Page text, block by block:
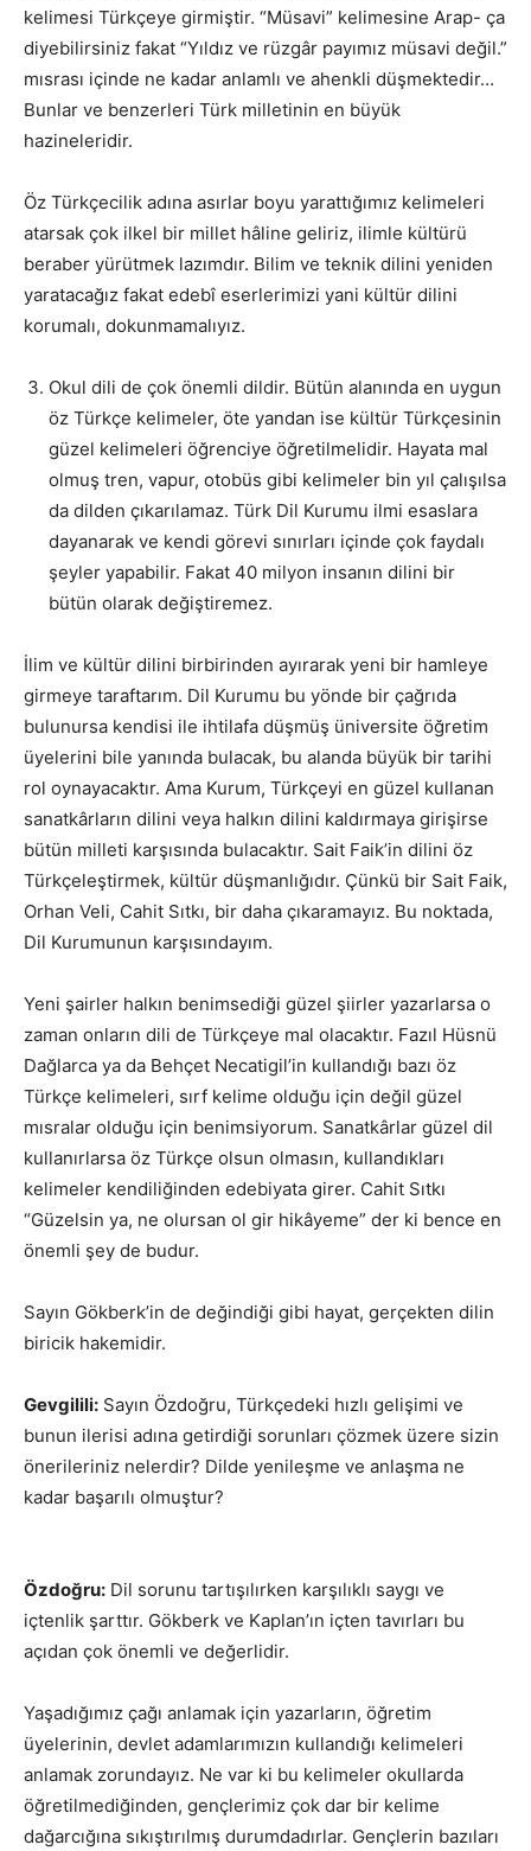
kelimesi Türkçeye girmiştir. “Müsavi” kelimesine Arap- ça
diyebilirsiniz fakat “Yıldız ve rüzgâr payımız müsavi değil.”
mısrası içinde ne kadar anlamlı ve ahenkli düşmektedir…
Bunlar ve benzerleri Türk milletinin en büyük
hazineleridir.
Öz Türkçecilik adına asırlar boyu yarattığımız kelimeleri
atarsak çok ilkel bir millet hâline geliriz, ilimle kültürü
beraber yürütmek lazımdır. Bilim ve teknik dilini yeniden
yaratacağız fakat edebî eserlerimizi yani kültür dilini
korumalı, dokunmamalıyız.
Okul dili de çok önemli dildir. Bütün alanında en uygun
öz Türkçe kelimeler, öte yandan ise kültür Türkçesinin
güzel kelimeleri öğrenciye öğretilmelidir. Hayata mal
olmuş tren, vapur, otobüs gibi kelimeler bin yıl çalışılsa
da dilden çıkarılamaz. Türk Dil Kurumu ilmi esaslara
dayanarak ve kendi görevi sınırları içinde çok faydalı
şeyler yapabilir. Fakat 40 milyon insanın dilini bir
bütün olarak değiştiremez.
İlim ve kültür dilini birbirinden ayırarak yeni bir hamleye
girmeye taraftarım. Dil Kurumu bu yönde bir çağrıda
bulunursa kendisi ile ihtilafa düşmüş üniversite öğretim
üyelerini bile yanında bulacak, bu alanda büyük bir tarihi
rol oynayacaktır. Ama Kurum, Türkçeyi en güzel kullanan
sanatkârların dilini veya halkın dilini kaldırmaya girişirse
bütün milleti karşısında bulacaktır. Sait Faik’in dilini öz
Türkçeleştirmek, kültür düşmanlığıdır. Çünkü bir Sait Faik,
Orhan Veli, Cahit Sıtkı, bir daha çıkaramayız. Bu noktada,
Dil Kurumunun karşısındayım.
Yeni şairler halkın benimsediği güzel şiirler yazarlarsa o
zaman onların dili de Türkçeye mal olacaktır. Fazıl Hüsnü
Dağlarca ya da Behçet Necatigil’in kullandığı bazı öz
Türkçe kelimeleri, sırf kelime olduğu için değil güzel
mısralar olduğu için benimsiyorum. Sanatkârlar güzel dil
kullanırlarsa öz Türkçe olsun olmasın, kullandıkları
kelimeler kendiliğinden edebiyata girer. Cahit Sıtkı
“Güzelsin ya, ne olursan ol gir hikâyeme” der ki bence en
önemli şey de budur.
Sayın Gökberk’in de değindiği gibi hayat, gerçekten dilin
biricik hakemidir.
Gevgilili: Sayın Özdoğru, Türkçedeki hızlı gelişimi ve
bunun ilerisi adına getirdiği sorunları çözmek üzere sizin
önerileriniz nelerdir? Dilde yenileşme ve anlaşma ne
kadar başarılı olmuştur?
Özdoğru: Dil sorunu tartışılırken karşılıklı saygı ve
içtenlik şarttır. Gökberk ve Kaplan’ın içten tavırları bu
açıdan çok önemli ve değerlidir.
Yaşadığımız çağı anlamak için yazarların, öğretim
üyelerinin, devlet adamlarımızın kullandığı kelimeleri
anlamak zorundayız. Ne var ki bu kelimeler okullarda
öğretilmediğinden, gençlerimiz çok dar bir kelime
dağarcığına sıkıştırılmış durumdadırlar. Gençlerin bazıları